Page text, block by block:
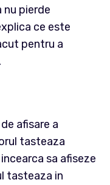
pierde
ce este
pentru a
afisare a
tasteaza
sa afiseze
tasteaza in